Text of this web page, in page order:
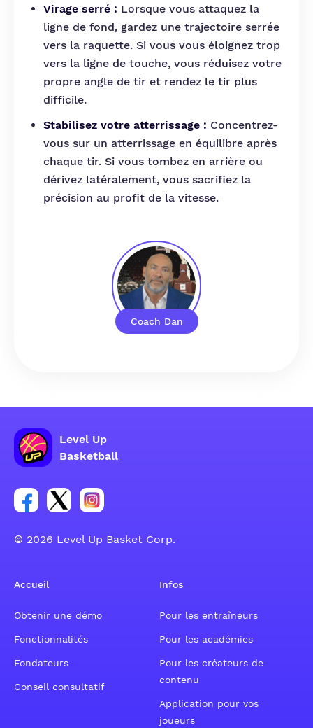
Coach Dan
Virage serré : Lorsque vous attaquez la
ligne de fond, gardez une trajectoire serrée
vers la raquette. Si vous vous éloignez trop
vers la ligne de touche, vous réduisez votre
propre angle de tir et rendez le tir plus
difficile.
Stabilisez votre atterrissage : Concentrez-
vous sur un atterrissage en équilibre après
chaque tir. Si vous tombez en arrière ou
dérivez latéralement, vous sacrifiez la
précision au profit de la vitesse.
Level Up
Basketball
Lien vers le groupe du compte Facebook
Lien vers le groupe du compte Tweeter
Lien vers le groupe du compte Instagram
© 2026 Level Up Basket Corp.
Accueil
Obtenir une démo
Fonctionnalités
Fondateurs
Conseil consultatif
Infos
Pour les entraîneurs
Pour les académies
Pour les créateurs de
contenu
Application pour vos
joueurs